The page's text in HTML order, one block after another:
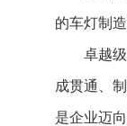
的车灯制
卓越
成贯通、
是企业迈